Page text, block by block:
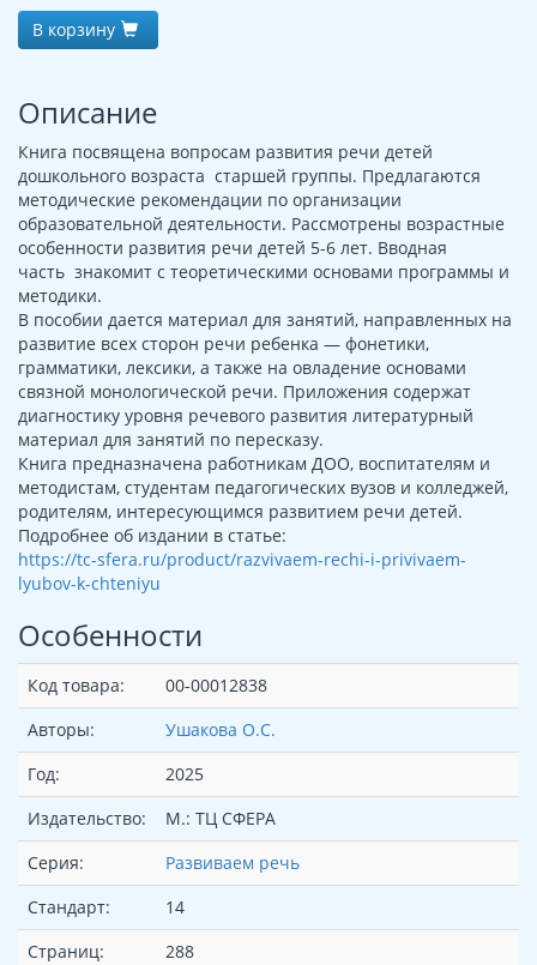
В корзину
Описание
Книга посвящена вопросам развития речи детей
дошкольного возраста старшей группы. Предлагаются
методические рекомендации по организации
образовательной деятельности. Рассмотрены возрастные
особенности развития речи детей 5-6 лет. Вводная
часть знакомит с теоретическими основами программы и
методики.
В пособии дается материал для занятий, направленных на
развитие всех сторон речи ребенка — фонетики,
грамматики, лексики, а также на овладение основами
связной монологической речи. Приложения содержат
диагностику уровня речевого развития литературный
материал для занятий по пересказу.
Книга предназначена работникам ДОО, воспитателям и
методистам, студентам педагогических вузов и колледжей,
родителям, интересующимся развитием речи детей.
Подробнее об издании в статье:
https://tc-sfera.ru/product/razvivaem-rechi-i-privivaem-
lyubov-k-chteniyu
Особенности
Код товара:
00-00012838
Авторы:
Ушакова О.С.
Год:
2025
Издательство:
М.: ТЦ СФЕРА
Серия:
Развиваем речь
Стандарт:
14
Страниц:
288